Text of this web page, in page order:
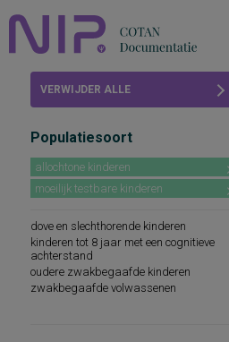
VERWIJDER ALLE
Populatiesoort
allochtone kinderen
moeilijk testbare kinderen
dove en slechthorende kinderen
kinderen tot 8 jaar met een cognitieve
achterstand
oudere zwakbegaafde kinderen
zwakbegaafde volwassenen